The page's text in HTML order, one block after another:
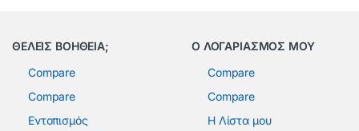
ΘΕΛΕΙΣ ΒΟΗΘΕΙΑ;
Compare
Compare
Εντοπισμός
Ο ΛΟΓΑΡΙΑΣΜΟΣ ΜΟΥ
Compare
Compare
Η Λίστα μου